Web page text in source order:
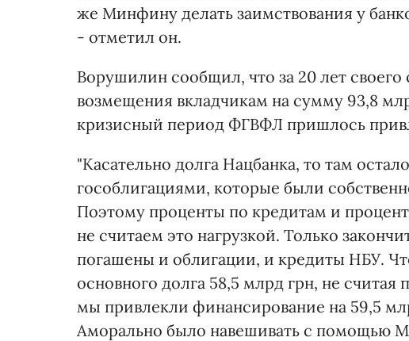
же Минфину делать заимствования у
- отметил он.
Ворушилин сообщил, что за 20 лет
возмещения вкладчикам на сумму 93,8
кризисный период ФГВФЛ пришлось
"Касательно долга Нацбанка, то там
гособлигациями, которые были
Поэтому проценты по кредитам и
не считаем это нагрузкой. Только
погашены и облигации, и кредиты НБУ.
основного долга 58,5 млрд грн, не считая
мы привлекли финансирование на 59,5
Аморально было навешивать с помощью